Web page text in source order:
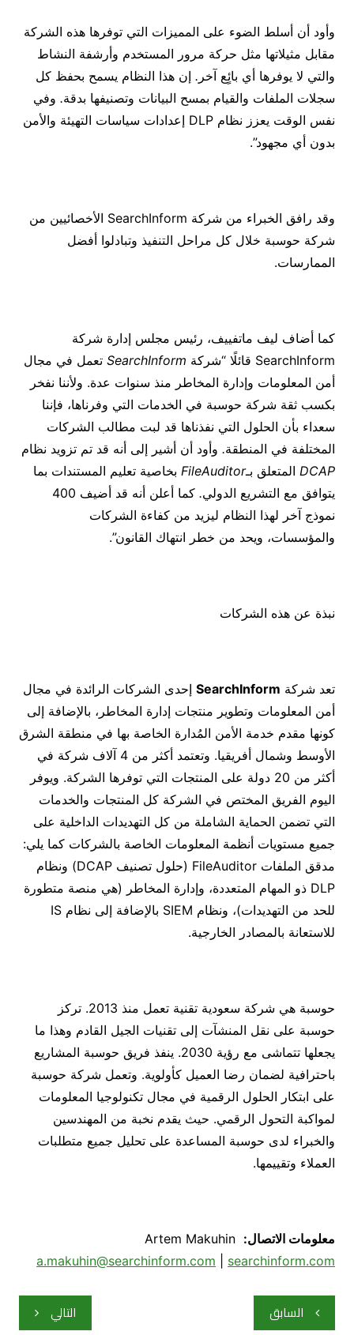
وأود أن أسلط الضوء على المميزات التي توفرها هذه الشركة
مقابل مثيلاتها مثل حركة مرور المستخدم وأرشفة النشاط
والتي لا يوفرها أي بائٍع آخر . إن هذا النظام يسمح بحفظ كل
سجلات الملفات والقيام بمسح البيانات وتصنيفها بدقة.وفي
نفس الوقت يعزز نظام DLP إعدادات سياسات التهيئة والأمن
بدون أي مجهود”.
وقد رافق الخبراء من شركة SearchInform الأخصائيين من
شركة حوسبة خلال كل مراحل التنفيذ وتبادلوا أفضل
الممارسات.
كما أضاف ليف ماتفييف، رئيس مجلس إدارة شركة
SearchInform قائلًا “شركة
SearchInformتعمل في مجال
أمن المعلومات وإدارة المخاطر منذ سنوات عدة. ولأننا نفخر
بكسب ثقة شركة حوسبة في الخدمات التي وفرناها، فإننا
سعداء بأن الحلول التي نفذناها قد لبت مطالب الشركات
المختلفة في المنطقة. وأود أن أشير إلى أنه قد تم تزويد نظام
DCAPالمتعلق بـFileAuditorبخاصية تعليم المستندات بما
يتوافق مع التشريع الدولي.
كما أعلن أنه قد أضيف 400
نموذج آخر لهذا النظام ليزيد من كفاءة الشركات
والمؤسسات، ويحد من خطر انتهاك القانون”.
نبذة عن هذه الشركات
تعد شركة SearchInformإحدى الشركات الرائدة في مجال
أمن المعلومات وتطوير منتجات إدارة المخاطر، بالإضافة إلى
كونها مقدم خدمة الأمن المُدارة الخاصة بها في منطقة الشرق
الأوسط وشمال أفريقيا. وتعتمد أكثر من 4 آلاف شركة في
أكثر من 20 دولة على المنتجات التي توفرها الشركة. ويوفر
اليوم الفريق المختص في الشركة كل المنتجات والخدمات
التي تضمن الحماية الشاملة من كل التهديدات الداخلية على
جميع مستويات أنظمة المعلومات الخاصة بالشركات كما يلي:
مدقق الملفات FileAuditor (حلول تصنيف DCAP) ونظام
DLP ذو المهام المتعددة، وإدارة المخاطر (هي منصة متطورة
للحد من التهديدات)، ونظام SIEM بالإضافة إلى نظام IS
للاستعانة بالمصادر الخارجية.
حوسبة هي شركة سعودية تقنية تعمل منذ 2013. تركز
حوسبة على نقل المنشآت إلى تقنيات الجيل القادم وهذا ما
يجعلها تتماشى مع رؤية 2030. ينفذ فريق حوسبة المشاريع
باحترافية لضمان رضا العميل كأولوية. وتعمل شركة حوسبة
على ابتكار الحلول الرقمية في مجال تكنولوجيا المعلومات
لمواكبة التحول الرقمي. حيث يقدم نخبة من المهندسين
والخبراء لدى حوسبة المساعدة على تحليل جميع متطلبات
العملاء وتقييمها.
معلومات الاتصال:
a.makuhin@searchinform.com
searchinform.com
تصفّح
السابق التالي